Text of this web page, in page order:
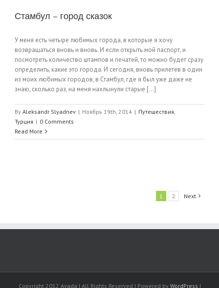
Стамбул – город сказок
У меня есть четыре любимых города, в которые я хочу
возвращаться вновь и вновь. И если открыть мой паспорт, и
посмотреть количество штампов и печатей, то можно будет сразу
определить, какие это города. И сегодня, вновь прилетев в один
из моих любимых городов, в Стамбул, где я был уже даже не
знаю, сколько раз, на меня нахлынули старые [...]
By Aleksandr Slyadnev | Ноябрь 19th, 2014 | Путешествия
Турция | 0 Comments
Read More
1 2 Next
Copyright 2012 Avada | All Rights Reserved | Powered by WordPress |